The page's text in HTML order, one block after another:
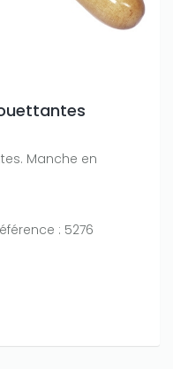
Manche en
: 5276